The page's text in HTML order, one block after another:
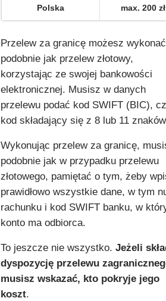
Polska max. 200 zł
Przelew za granicę możesz
podobnie jak przelew złotowy,
korzystając ze swojej bankowości
elektronicznej. Musisz w danych
przelewu podać kod SWIFT (BIC),
kod składający się z 8 lub 11
Wykonując przelew za granicę,
podobnie jak w przypadku przelewu
złotowego, pamiętać o tym, żeby
prawidłowo wszystkie dane, w tym
rachunku i kod SWIFT banku, w
konto ma odbiorca.
To jeszcze nie wszystko. Jeżeli
dyspozycję przelewu
musisz wskazać, kto pokryje jego
koszt.